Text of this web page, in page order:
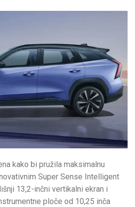
kako bi pružila maksimalnu
Super Sense Intelligent
13,2-inčni vertikalni ekran i
ploče od 10,25 inča